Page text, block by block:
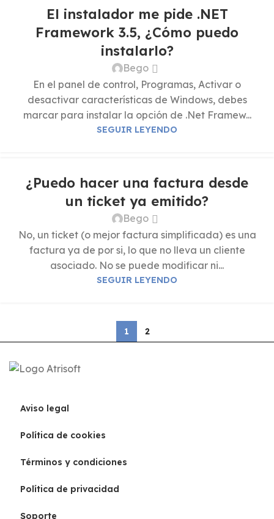
El instalador me pide .NET
Framework 3.5, ¿Cómo puedo
instalarlo?
Bego
En el panel de control, Programas, Activar o
desactivar características de Windows, debes
marcar para instalar la opción de .Net Framew...
SEGUIR LEYENDO
¿Puedo hacer una factura desde
un ticket ya emitido?
Bego
No, un ticket (o mejor factura simplificada) es una
factura ya de por si, lo que no lleva un cliente
asociado. No se puede modificar ni...
SEGUIR LEYENDO
1 2
Aviso legal
Política de cookies
Términos y condiciones
Política de privacidad
Soporte